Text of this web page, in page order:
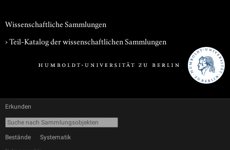
Wissenschaftliche Sammlungen
› Teil-Katalog der wissenschaftlichen Sammlungen
Erkunden
Bestände Systematik